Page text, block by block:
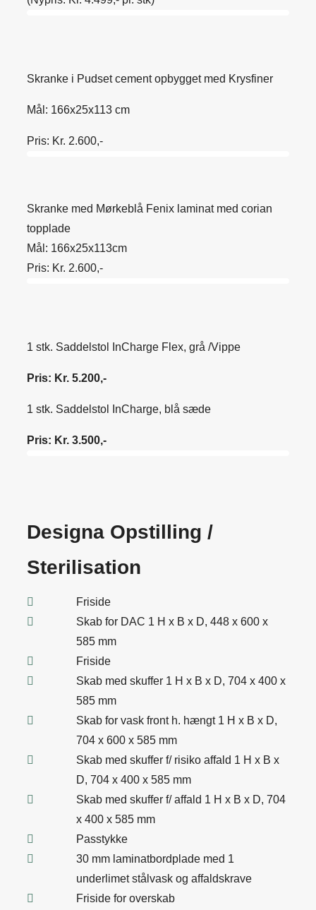
Skranke i Pudset cement opbygget med Krysfiner
Mål: 166x25x113 cm
Pris: Kr. 2.600,-
Skranke med Mørkeblå Fenix laminat med corian
topplade
Mål: 166x25x113cm
Pris: Kr. 2.600,-
1 stk. Saddelstol InCharge Flex, grå /Vippe
Pris: Kr. 5.200,-
1 stk. Saddelstol InCharge, blå sæde
Pris: Kr. 3.500,-
Designa Opstilling /
Sterilisation
Friside
Skab for DAC 1 H x B x D, 448 x 600 x
585 mm
Friside
Skab med skuffer 1 H x B x D, 704 x 400 x
585 mm
Skab for vask front h. hængt 1 H x B x D,
704 x 600 x 585 mm
Skab med skuffer f/ risiko affald 1 H x B x
D, 704 x 400 x 585 mm
Skab med skuffer f/ affald 1 H x B x D, 704
x 400 x 585 mm
Passtykke
30 mm laminatbordplade med 1
underlimet stålvask og affaldskrave
Friside for overskab